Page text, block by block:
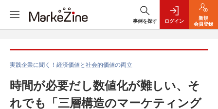
事例を探す ログイン
新規
会員登録
実践企業に聞く！経済価値と社会的価値の両立
時間が必要だし数値化が難しい、そ
れでも「三層構造のマーケティング